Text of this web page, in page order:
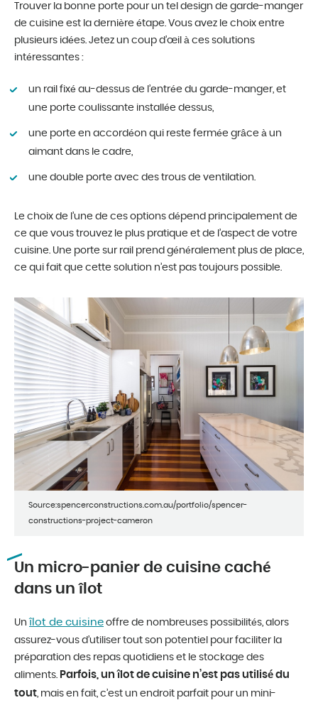
Trouver la bonne porte pour un tel design de garde-manger
de cuisine est la dernière étape. Vous avez le choix entre
plusieurs idées. Jetez un coup d’œil à ces solutions
intéressantes :
un rail fixé au-dessus de l’entrée du garde-manger, et
une porte coulissante installée dessus,
une porte en accordéon qui reste fermée grâce à un
aimant dans le cadre,
une double porte avec des trous de ventilation.
Le choix de l’une de ces options dépend principalement de
ce que vous trouvez le plus pratique et de l’aspect de votre
cuisine. Une porte sur rail prend généralement plus de place,
ce qui fait que cette solution n’est pas toujours possible.
Source:spencerconstructions.com.au/portfolio/spencer-
constructions-project-cameron
Un micro-panier de cuisine caché
dans un îlot
Unîlot de cuisine offre de nombreuses possibilités, alors
assurez-vous d’utiliser tout son potentiel pour faciliter la
préparation des repas quotidiens et le stockage des
aliments. Parfois, un îlot de cuisine n’est pas utilisé du
tout , mais en fait, c’est un endroit parfait pour un mini-